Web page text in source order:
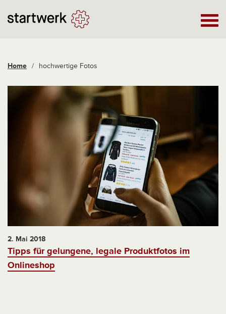
Home / hochwertige Fotos
2. Mai 2018
Tipps für gelungene, legale Produktfotos im
Onlineshop